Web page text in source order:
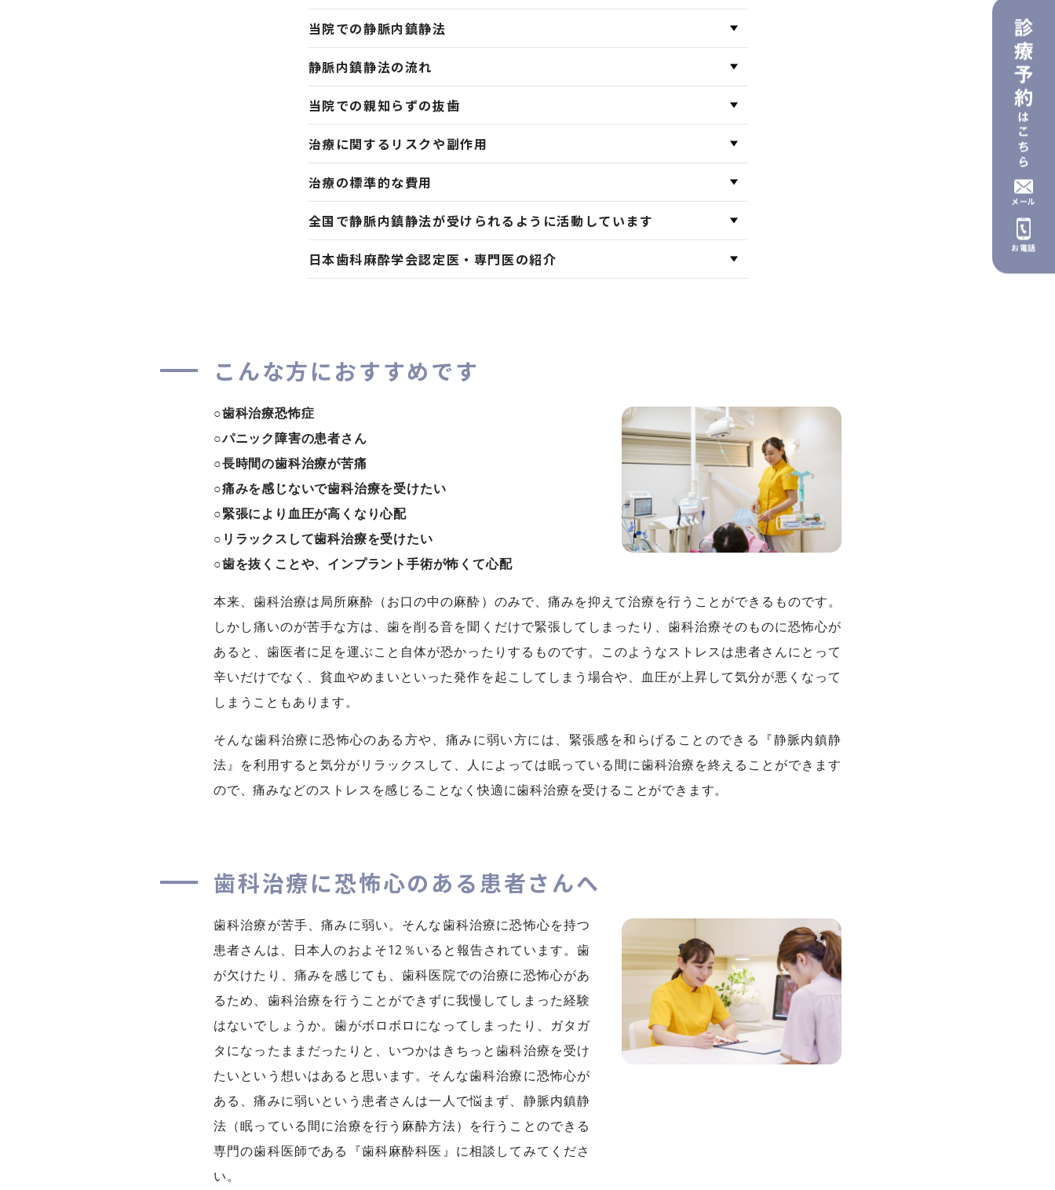
メール
お電話
当院での静脈内鎮静法
静脈内鎮静法の流れ
当院での親知らずの抜歯
治療に関するリスクや副作用
治療の標準的な費用
全国で静脈内鎮静法が受けられるように活動しています
日本歯科麻酔学会認定医・専門医の紹介
こんな方におすすめです
○歯科治療恐怖症
○パニック障害の患者さん
○長時間の歯科治療が苦痛
○痛みを感じないで歯科治療を受けたい
○緊張により血圧が高くなり心配
○リラックスして歯科治療を受けたい
○歯を抜くことや、インプラント手術が怖くて心配
本来、歯科治療は局所麻酔（お口の中の麻酔）のみで、痛みを抑えて治療を行うことができるものです。
しかし痛いのが苦手な方は、歯を削る音を聞くだけで緊張してしまったり、歯科治療そのものに恐怖心が
あると、歯医者に足を運ぶこと自体が恐かったりするものです。このようなストレスは患者さんにとって
辛いだけでなく、貧血やめまいといった発作を起こしてしまう場合や、血圧が上昇して気分が悪くなって
しまうこともあります。
そんな歯科治療に恐怖心のある方や、痛みに弱い方には、緊張感を和らげることのできる『静脈内鎮静
法』を利用すると気分がリラックスして、人によっては眠っている間に歯科治療を終えることができます
ので、痛みなどのストレスを感じることなく快適に歯科治療を受けることができます。
歯科治療に恐怖心のある患者さんへ
歯科治療が苦手、痛みに弱い。そんな歯科治療に恐怖心を持つ
患者さんは、日本人のおよそ12％いると報告されています。歯
が欠けたり、痛みを感じても、歯科医院での治療に恐怖心があ
るため、歯科治療を行うことができずに我慢してしまった経験
はないでしょうか。歯がボロボロになってしまったり、ガタガ
タになったままだったりと、いつかはきちっと歯科治療を受け
たいという想いはあると思います。そんな歯科治療に恐怖心が
ある、痛みに弱いという患者さんは一人で悩まず、静脈内鎮静
法（眠っている間に治療を行う麻酔方法）を行うことのできる
専門の歯科医師である『歯科麻酔科医』に相談してみてくださ
い。